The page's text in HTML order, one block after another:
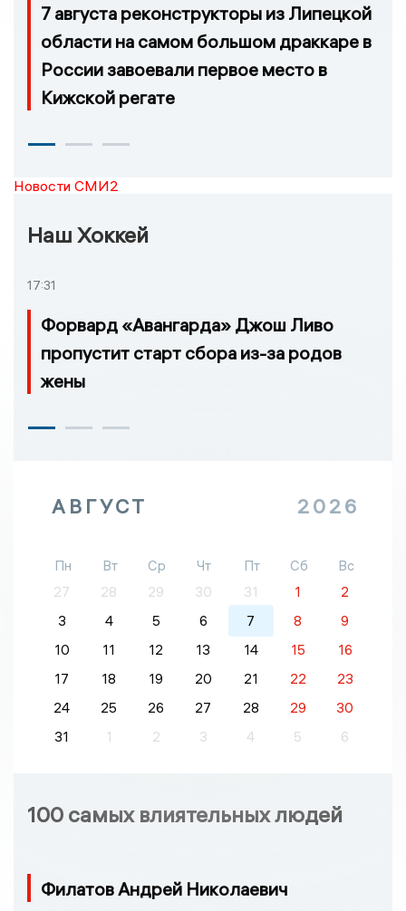
7 августа реконструкторы из Липецкой
области на самом большом драккаре в
России завоевали первое место в
Кижской регате
Новости СМИ2
Наш Хоккей
17:31
Форвард «Авангарда» Джош Ливо
пропустит старт сбора из-за родов
жены
АВГУСТ 2026
Пн Вт Ср Чт Пт Сб
Вс
27
28 29 30 31 1
2
3
4 5 6 7 8
9
10
11 12 13 14 15
16
17
18 19 20 21 22
23
24
25 26 27 28 29
30
31
1 2 3 4 5 6
100 самых влиятельных людей
Филатов Андрей Николаевич